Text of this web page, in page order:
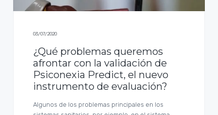
03/07/2020
¿Qué problemas queremos
afrontar con la validación de
Psiconexia Predict, el nuevo
instrumento de evaluación?
Algunos de los problemas principales en los